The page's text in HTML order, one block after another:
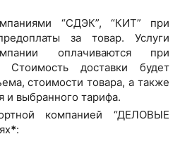
“СДЭК”, “КИТ” при
за товар. Услуги
оплачиваются при
Стоимость доставки будет
стоимости товара, а также
и выбранного тарифа.
компанией “ДЕЛОВЫЕ
*: